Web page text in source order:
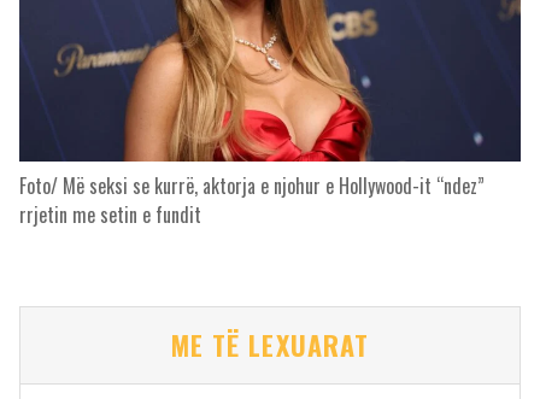
Foto/ Më seksi se kurrë, aktorja e njohur e Hollywood-it “ndez”
rrjetin me setin e fundit
ME TË LEXUARAT